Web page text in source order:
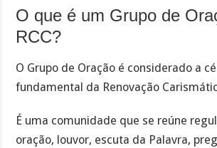
O que é um Grupo de
RCC?
O Grupo de Oração é considerado a
fundamental da Renovação
É uma comunidade que se reúne
oração, louvor, escuta da Palavra,